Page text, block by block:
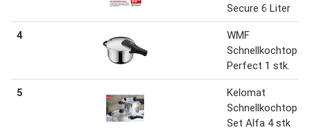
Secure 6 Liter
4
WMF
Schnellkochtopf
Perfect 1 stk.
5
Kelomat
Schnellkochtopf-
Set Alfa 4 stk